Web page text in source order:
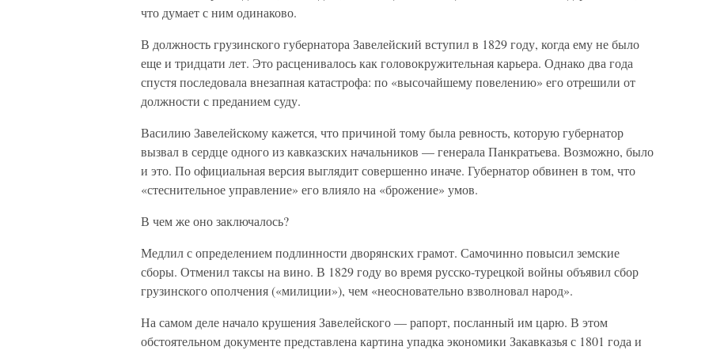
что думает с ним одинаково.
В должность грузинского губернатора Завелейский вступил в 1829 году, когда ему не было
еще и тридцати лет. Это расценивалось как головокружительная карьера. Однако два года
спустя последовала внезапная катастрофа: по «высочайшему повелению» его отрешили от
должности с преданием суду.
Василию Завелейскому кажется, что причиной тому была ревность, которую губернатор
вызвал в сердце одного из кавказских начальников — генерала Панкратьева. Возможно, было
и это. По официальная версия выглядит совершенно иначе. Губернатор обвинен в том, что
«стеснительное управление» его влияло на «брожение» умов.
В чем же оно заключалось?
Медлил с определением подлинности дворянских грамот. Самочинно повысил земские
сборы. Отменил таксы на вино. В 1829 году во время русско-турецкой войны объявил сбор
грузинского ополчения («милиции»), чем «неосновательно взволновал народ».
На самом деле начало крушения Завелейского — рапорт, посланный им царю. В этом
обстоятельном документе представлена картина упадка экономики Закавказья с 1801 года и